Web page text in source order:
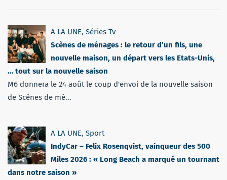
A LA UNE, Séries Tv
Scènes de ménages : le retour d’un fils, une
nouvelle maison, un départ vers les Etats-Unis,
… tout sur la nouvelle saison
M6 donnera le 24 août le coup d'envoi de la nouvelle saison
de Scènes de mé...
A LA UNE, Sport
IndyCar – Felix Rosenqvist, vainqueur des 500
Miles 2026 : « Long Beach a marqué un tournant
dans notre saison »